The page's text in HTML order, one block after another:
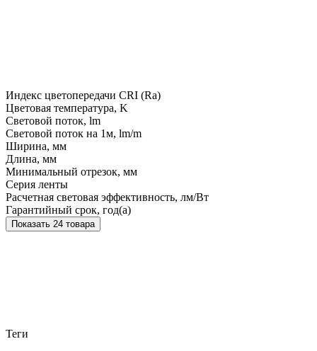
Индекс цветопередачи CRI (Ra)
Цветовая температура, K
Световой поток, lm
Световой поток на 1м, lm/m
Ширина, мм
Длина, мм
Минимальный отрезок, мм
Серия ленты
Расчетная световая эффективность, лм/Вт
Гарантийный срок, год(а)
Показать 24 товара
Теги